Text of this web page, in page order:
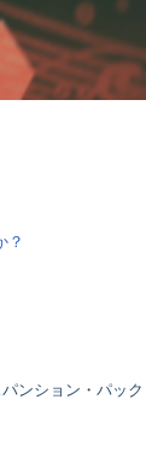
？
ンション・パッ